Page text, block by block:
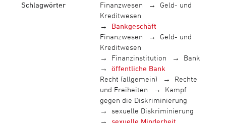
Schlagwörter Finanzwesen
Geld- und
Kreditwesen
Bankgeschäft
Finanzwesen
Geld- und
Kreditwesen
Finanzinstitution
Bank
öffentliche Bank
Recht (allgemein)
Rechte
und Freiheiten
Kampf
gegen die Diskriminierung
sexuelle Diskriminierung